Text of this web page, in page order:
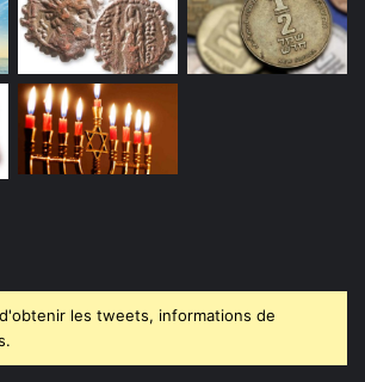
les tweets, informations de